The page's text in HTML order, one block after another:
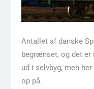
Antallet af danske
begrænset, og det
ud i selvbyg, men
op på.